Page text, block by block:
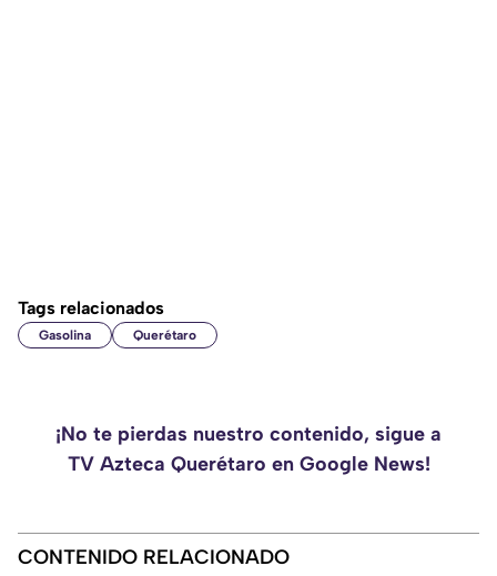
Tags relacionados
Gasolina Querétaro
¡No te pierdas nuestro contenido, sigue a
TV Azteca Querétaro en Google News!
CONTENIDO RELACIONADO